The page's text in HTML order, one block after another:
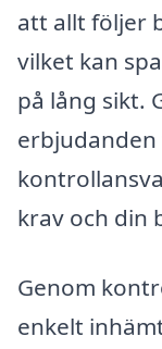
att allt följer
vilket kan
på lång sikt.
krav och din
Genom
enkelt